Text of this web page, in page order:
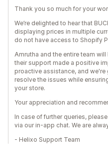
Thank you so much for your
We’re delighted to hear that
displaying prices in multiple
do not have access to Shopify
Amrutha and the entire team
their support made a positive
proactive assistance, and
resolve the issues while
your store.
Your appreciation and
In case of further queries,
via our in-app chat. We are
- Helixo Support Team